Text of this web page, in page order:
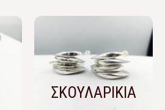
ΣΚΟΥΛΑΡΙΚΙΑ